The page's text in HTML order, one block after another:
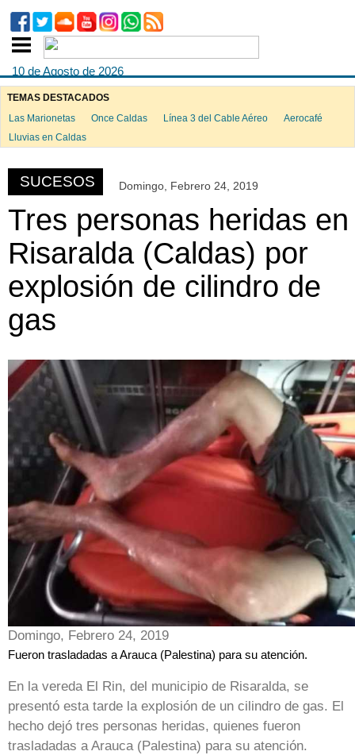
10 de Agosto de 2026
TEMAS DESTACADOS
Las Marionetas
Once Caldas Línea 3 del Cable Aéreo
Aerocafé
Lluvias en Caldas
SUCESOS Domingo, Febrero 24, 2019
Tres personas heridas en
Risaralda (Caldas) por
explosión de cilindro de
gas
Domingo, Febrero 24, 2019
Fueron trasladadas a Arauca (Palestina) para su atención.
En la vereda El Rin, del municipio de Risaralda, se
presentó esta tarde la explosión de un cilindro de gas. El
hecho dejó tres personas heridas, quienes fueron
trasladadas a Arauca (Palestina) para su atención.